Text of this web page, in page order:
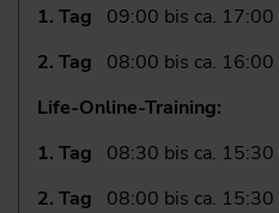
1. Tag
09:00 bis ca. 17:00
2. Tag
08:00 bis ca. 16:00
Life-Online-Training:
1. Tag
08:30 bis ca. 15:30
2. Tag
08:00 bis ca. 15:30